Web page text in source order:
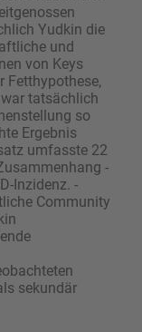
Yudkin die
und
von Keys
Fetthypothese,
tatsächlich
so
Ergebnis
umfasste 22
Inzidenz.
Community
sekundär